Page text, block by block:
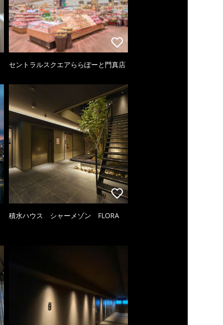
セントラルスクエアららぽーと門真店
積水ハウス シャーメゾン FLORA